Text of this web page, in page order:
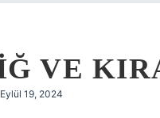
VE
19, 2024